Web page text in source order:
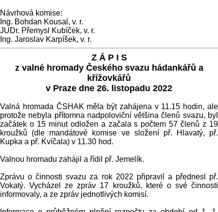
Návrhová komise:
Ing. Bohdan Kousal, v. r.
JUDr. Přemysl Kubíček, v. r.
Ing. Jaroslav Karpíšek, v. r.
Z Á P I S
z valné hromady Českého svazu hádankářů a
křížovkářů
v Praze dne 26. listopadu 2022
Valná hromada ČSHAK měla být zahájena v 11.15 hodin, ale
protože nebyla přítomna nadpoloviční většina členů svazu, byl
začátek o 15 minut odložen a začala s počtem 57 členů z 19
kroužků (dle mandátové komise ve složení př. Hlavatý, př.
Kupka a př. Kvíčala) v 11.30 hod.
Valnou hromadu zahájil a řídil př. Jemelík.
Zprávu o činnosti svazu za rok 2022 připravil a přednesl př.
Vokatý. Vycházel ze zpráv 17 kroužků, které o své činnosti
informovaly, a ze zpráv jednotlivých komisí.